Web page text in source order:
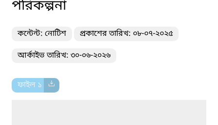
পরিকল্পনা
কন্টেন্ট: নোটিশ প্রকাশের তারিখ: ০৮-০৭-২০২৫
আর্কাইভ তারিখ: ৩০-০৬-২০২৬
ফাইল ১